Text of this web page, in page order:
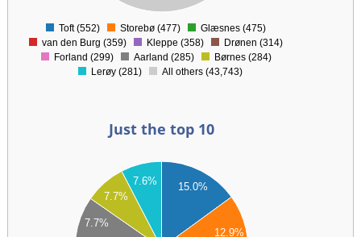
0
Toft (552) Storebø (477)
Glæsnes (475)
van den Burg (359)
Kleppe (358)
Drønen (314)
Forland (299)
Aarland (285)
Børnes (284)
Lerøy (281)
All others (43,743)
Just the top 10
15.0%
12.9%
7.7%
7.7%
7.6%